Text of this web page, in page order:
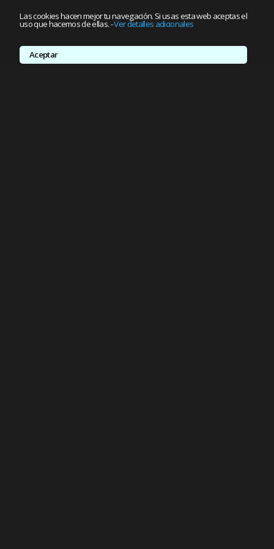
Las cookies hacen mejor tu navegación. Si usas esta web aceptas el
uso que hacemos de ellas.-Ver detalles adicionales
Aceptar